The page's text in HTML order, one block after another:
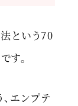
という70
す。
エンプテ